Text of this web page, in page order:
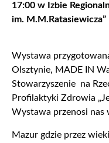
17:00 w Izbie
im.
Wystawa
Olsztynie, MADE IN
Stowarzyszenie na
Profilaktyki Zdrowia
Wystawa przenosi nas
Mazur gdzie przez